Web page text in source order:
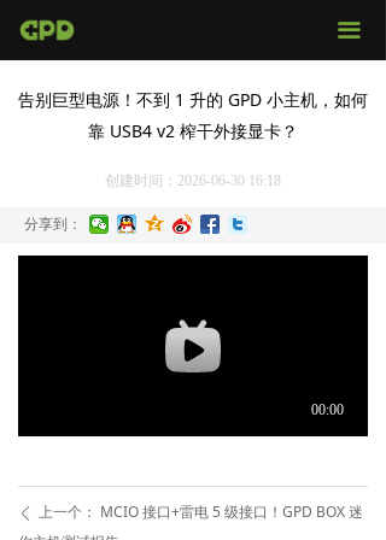
끀
官网首页
告别巨型电源！不到 1 升的 GPD 小主机，如何
靠 USB4 v2 榨干外接显卡？
ꄴ 上一个： MCIO 接口+雷电 5 级接口！GPD BOX 迷
分享到：
创建时间： 2026-06-30 16:18